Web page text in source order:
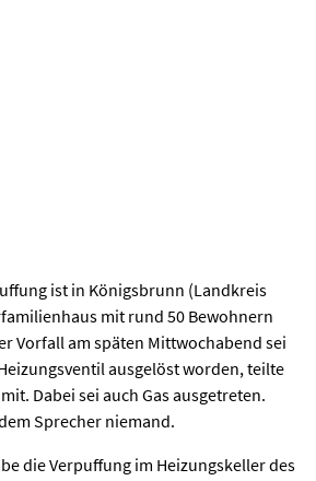
ist in Königsbrunn (Landkreis
mit rund 50 Bewohnern
Vorfall am späten Mittwochabend sei
ausgelöst worden, teilte
Dabei sei auch Gas ausgetreten.
Sprecher niemand.
die Verpuffung im Heizungskeller des